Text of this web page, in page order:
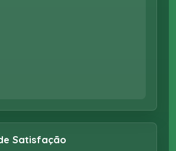
Satisfação